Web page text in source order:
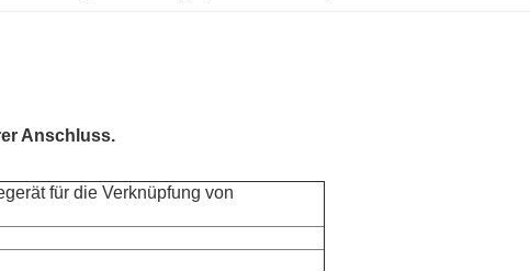
Anschluss.
für die Verknüpfung von